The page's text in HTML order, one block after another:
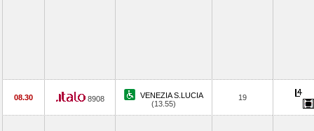
08.30 8908
VENEZIA S.LUCIA
(13.55)
19